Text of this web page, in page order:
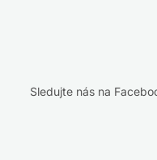
Sledujte nás na